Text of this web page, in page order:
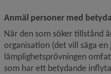
Anmäl personer med
När den som söker tillstånd
organisation (det vill säga en
lämplighetsprövningen
som har ett betydande